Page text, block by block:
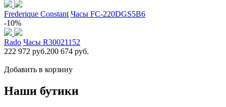
Frederique Constant Часы FC-220DGS5B6
-10%
Rado Часы R30021152
222 972 руб.200 674 руб.
Добавить в корзину
Наши бутики